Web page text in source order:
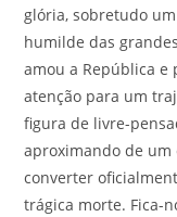
glória, sobretudo
humilde das
amou a República e
atenção para um
figura de livre-
aproximando de um
converter
trágica morte. Fica-